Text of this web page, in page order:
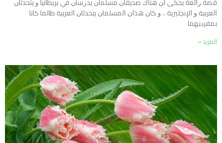
ﺍﻟﻌﺮﺑﻴﺔ ﻭ ﺍﻹﻧﺠﻠﻴﺰﻳﺔ .. ﻭ ﻛﺎﻥ ﻫﺬﺍﻥ ﺍﻟﻤﺴﻠﻤﺎﻥ ﻳﺘﺤﺪﺛﺎﻥ ﺍﻟﻌﺮﺑﻴﺔ ﻃﺎﻟﻤﺎ ﻛﺎﻧﺎ
ﺑﻤﻔﺮﺩﻳﻬﻤﺎ
المزيد »